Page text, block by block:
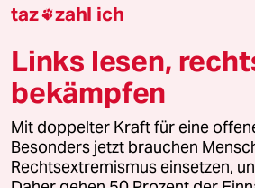
Downloads für Abonnierende
© 2026 taz Verlags und Vertriebs
Alle Rechte vorbehalten. Bei rechtlichen
wenden Sie sich bitte an
lizenzen@taz.de
taz zahl ich
Links lesen,
bekämpfen
Mit doppelter Kraft für eine
Besonders jetzt brauchen
Rechtsextremismus einsetzen,